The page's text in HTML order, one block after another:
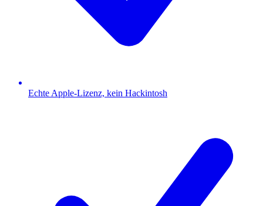
Echte Apple-Lizenz, kein Hackintosh